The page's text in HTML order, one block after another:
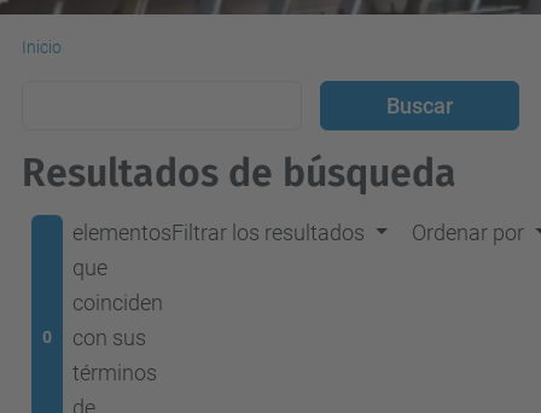
Inicio
Resultados de búsqueda
0
elementos
que
coinciden
con sus
términos
de
Filtrar los resultados Ordenar por